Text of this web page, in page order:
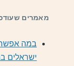
מאמרים
במה אפשר
ישראלים